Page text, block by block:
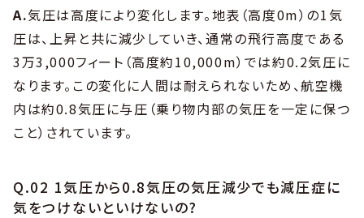
A.気圧は高度により変化します。地表（高度0m）の1気
圧は、上昇と共に減少していき、通常の飛行高度である
3万3,000フィート（高度約10,000m）では約0.2気圧に
なります。この変化に人間は耐えられないため、航空機
内は約0.8気圧に与圧（乗り物内部の気圧を一定に保つ
こと）されています。
Q.02 1気圧から0.8気圧の気圧減少でも減圧症に
気をつけないといけないの?